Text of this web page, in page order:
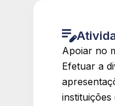
Apoiar no
Efetuar a